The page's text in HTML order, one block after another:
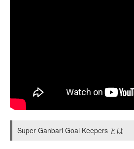
Super Ganbari Goal Keepers とは